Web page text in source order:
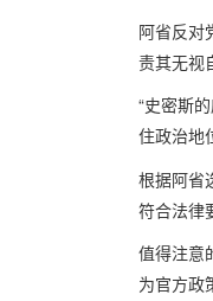
阿省反对
责其无视
“史密斯
住政治地
根据阿省
符合法律
值得注意
为官方政